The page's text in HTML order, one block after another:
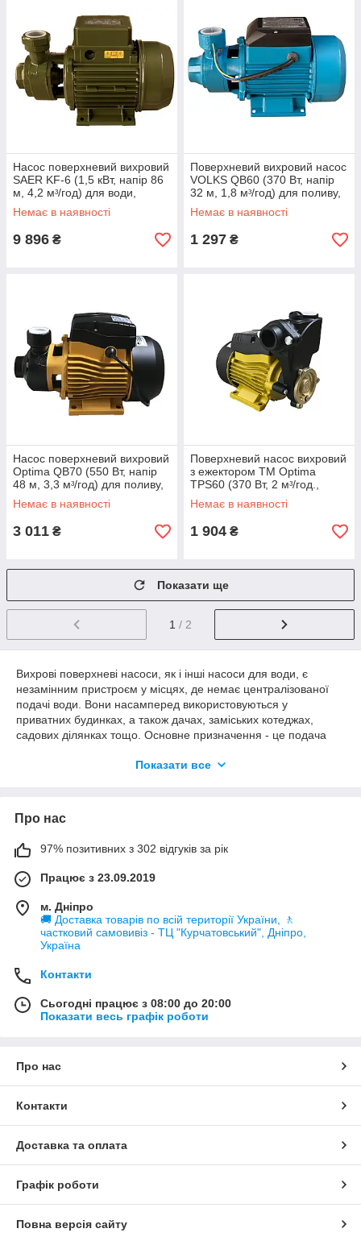
Насос поверхневий вихровий
SAER KF-6 (1,5 кВт, напір 86
м, 4,2 мᶟ/год) для води,
поливу, колодязя,
свердловини
Немає в наявності
9 896 ₴
Поверхневий вихровий насос
VOLKS QB60 (370 Вт, напір
32 м, 1,8 мᶟ/год) для поливу,
колодязя, свердловини
Немає в наявності
1 297 ₴
Насос поверхневий вихровий
Optima QB70 (550 Вт, напір
48 м, 3,3 мᶟ/год) для поливу,
колодязя, свердловини
Немає в наявності
3 011 ₴
Поверхневий насос вихровий
з ежектором ТМ Optima
TPS60 (370 Вт, 2 мᶟ/год.,
напір 32 м) для поливу,
свердловини
Немає в наявності
1 904 ₴
Показати ще
1 / 2
Вихрові поверхневі насоси, як і інші насоси для води, є
незамінним пристроєм у місцях, де немає централізованої
подачі води. Вони насамперед використовуються у
приватних будинках, а також дачах, заміських котеджах,
садових ділянках тощо. Основне призначення - це подача
насоси використовують для поливу саду, городу,
Основною відмінністю вихрового насоса від його "брата"
Вихровий насос всередині складається з лопат на корпусі та
Насоси поверхневі вихрові генерують напір подачі води у
кілька разів більше, ніж відцентрові насоси, за рахунок
створення більшого тиску води.
У нашому магазині "Насос Торг" Ви зможете знайти варіант,
що підходить за ціною, характеристиками, і можливістю
доставки у всі працюючі відділення служб доставки на
території України.
Показати все
Про нас
97% позитивних з 302 відгуків за рік
Працює з 23.09.2019
м. Дніпро
🚚 Доставка товарів по всій території України, 🚶
частковий самовивіз - ТЦ "Курчатовський", Дніпро,
Україна
Контакти
Сьогодні працює з 08:00 до 20:00
Показати весь графік роботи
Про нас
Контакти
Доставка та оплата
Графік роботи
Повна версія сайту